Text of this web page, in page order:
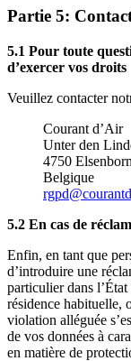
Partie 5:
5.1 Pour toute
d’exercer vos droits
Veuillez contacter
Courant d’Air
Unter den
4750 Elsenborn
Belgique
5.2 En cas de
Enfin, en tant que
d’introduire une
particulier dans
résidence habituelle,
violation alléguée
de vos données à
en matière de